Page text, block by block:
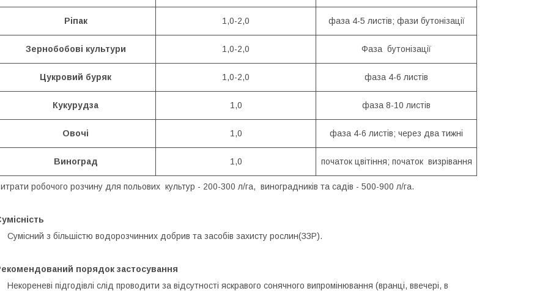
Ріпак 1,0-2,0 фаза 4-5 листів; фази бутонізації
Зернобобові культури 1,0-2,0 Фаза бутонізації
Цукровий буряк 1,0-2,0 фаза 4-6 листів
Кукурудза 1,0 фаза 8-10 листів
Овочі 1,0 фаза 4-6 листів; через два тижні
Виноград 1,0 початок цвітіння; початок визрівання
робочого розчину для польових культур - 200-300 л/га, виноградників та садів - 500-900 л/га.
з бiльшiстю водорозчинних добрив та засобів захисту рослин(ЗЗР).
порядок застосування
Некореневі підгодівлі слід проводити за відсутності яскравого сонячного випромінювання (вранці, ввечері, в